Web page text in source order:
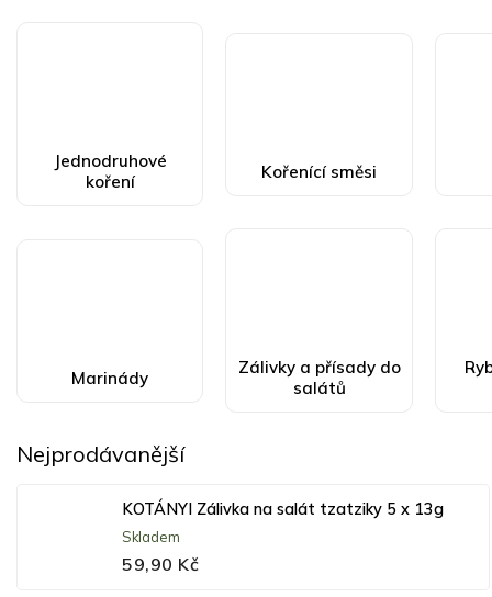
Jednodruhové
koření
Kořenící směsi
Marinády
Zálivky a přísady do
salátů
Nejprodávanější
KOTÁNYI Zálivka na salát tzatziky 5 x 13g
Skladem
59,90 Kč